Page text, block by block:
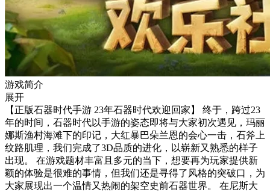
游戏简介
展开
【正版石器时代手游 23年石器时代欢迎回家】 终于，跨过23
年的时间，石器时代以手游的姿态即将与大家初次遇见，玛丽
娜斯渔村海滩下的印记，大红暴巴朵兰恩的会心一击，石斧上
纹路肌理，我们完成了3D品质的进化，以崭新又熟悉的样子
出现。 在游戏题材丰富且多元的当下，想要再为玩家提供新
颖的体验是很难的事情，但我们还是寻得了风格的突破口，为
大家展现出一个温情又热闹的架空史前石器世界。 在尼斯大